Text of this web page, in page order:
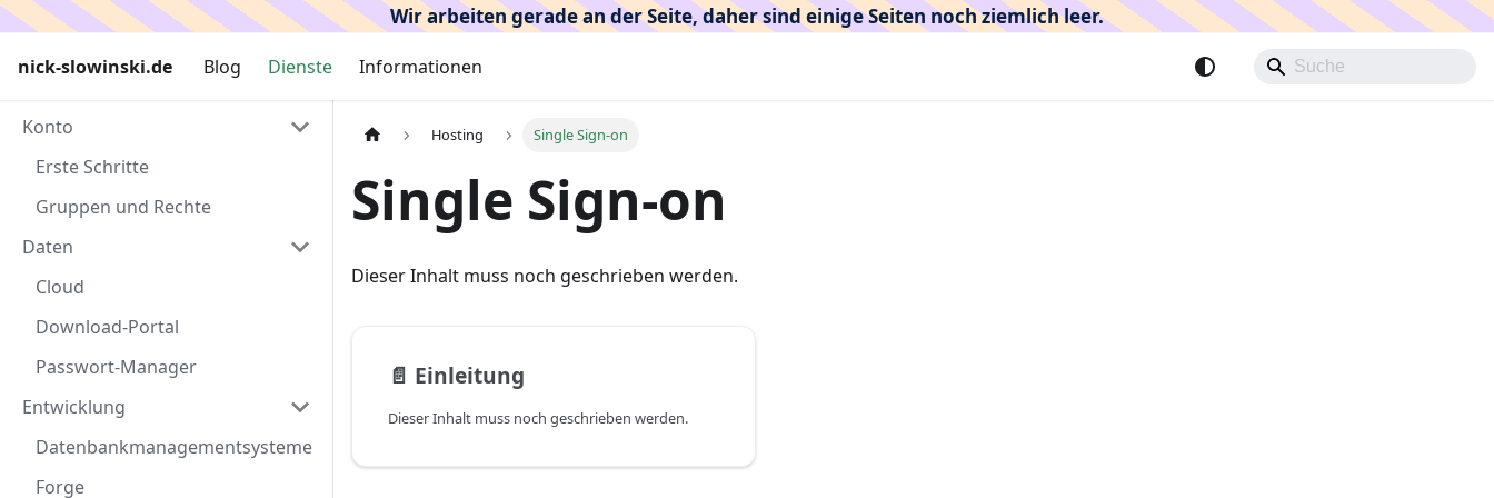
Wir arbeiten gerade an der Seite, daher sind einige Seiten noch ziemlich leer.
nick-slowinski.de Blog Dienste Informationen
Konto
Erste Schritte
Gruppen und Rechte
Daten
Cloud
Download-Portal
Passwort-Manager
Entwicklung
Datenbankmanagementsysteme
Forge
Hosting Single Sign-on
Single Sign-on
Dieser Inhalt muss noch geschrieben werden.
📄️ Einleitung
Dieser Inhalt muss noch geschrieben werden.